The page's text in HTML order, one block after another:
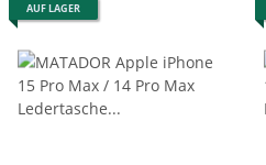
AUF LAGER